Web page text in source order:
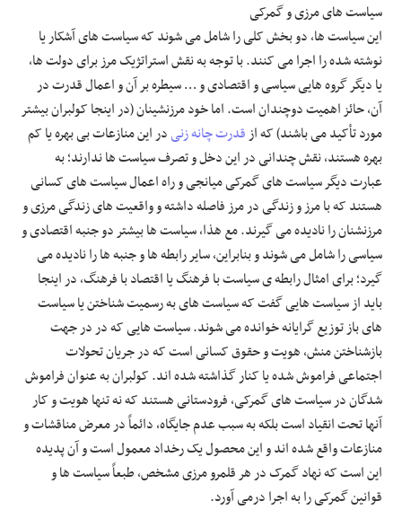
سیاست های مرزی و گمرکی
این سیاست ها، دو بخش کلی را شامل می شوند که سیاست های آشکار یا
نوشته شده را اجرا می کنند. با توجه به نقش استراتژیک مرز برای دولت ها،
یا دیگر گروه هایی سیاسی و اقتصادی و … سیطره بر آن و اعمال قدرت در
آن، حائز اهمیت دوچندان است. اما خود مرزنشینان (در اینجا کولبران بیشتر
مورد تأکید می باشند) که ازقدرت چانه زنیدر این منازعات بی بهره یا کم
بهره هستند، نقش چندانی در این دخل و تصرف سیاست ها ندارند؛ به
عبارت دیگر سیاست های گمرکی میانجی و راه اعمال سیاست های کسانی
هستند که با مرز و زندگی در مرز فاصله داشته و واقعیت های زندگی مرزی و
مرزنشنان را نادیده می گیرند. مع هذا، سیاست ها بیشتر دو جنبه اقتصادی و
سیاسی را شامل می شوند و بنابراین، سایر رابطه ها و جنبه ها را نادیده می
گیرد؛ برای امثال رابطه ی سیاست با فرهنگ یا اقتصاد با فرهنگ، در اینجا
باید از سیاست هایی گفت که سیاست های به رسمیت شناختن یا سیاست
های باز توزیع گرایانه خوانده می شوند. سیاست هایی که در در جهت
بازشناختن منش، هویت و حقوق کسانی است که در جریان تحولات
اجتماعی فراموش شده یا کنار گذاشته شده اند. کولبران به عنوان فراموش
شدگان در سیاست های گمرکی، فرودستانی هستند که نه تنها هویت و کار
آنها تحت انقیاد است بلکه به سبب عدم جایگاه، دائماً در معرض مناقشات و
منازعات واقع شده اند و این محصول یک رخداد معمول است و آن پدیده
این است که نهاد گمرک در هر قلمرو مرزی مشخص، طبعاً سیاست ها و
قوانین گمرکی را به اجرا درمی آورد.